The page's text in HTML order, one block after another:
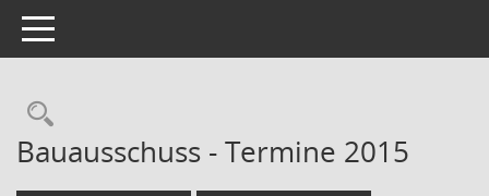
Toggle navigation
Rechercheauswahl
Bauausschuss - Termine 2015